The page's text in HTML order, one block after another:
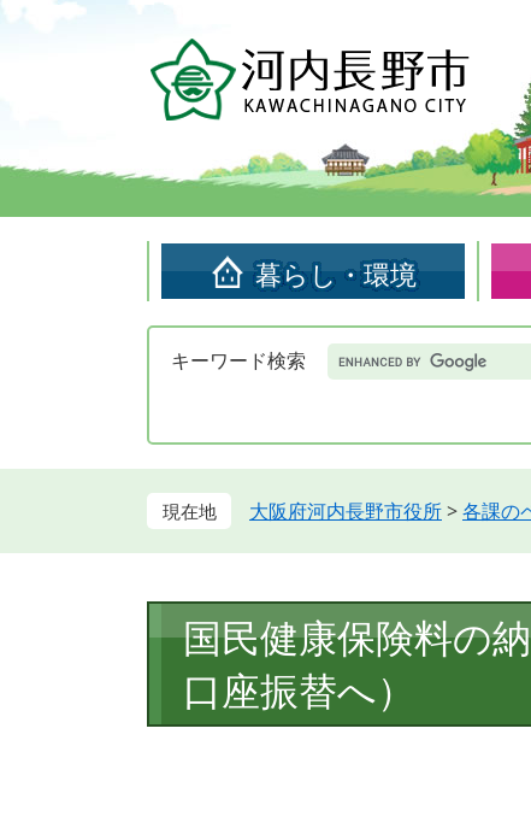
頭
す。
飛
し
暮らし・環境
キーワード検索 Google
カ
検
大阪府河内長野市役所>各課の
文
国民健康保険料の
口座振替へ）